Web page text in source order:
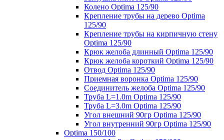
Колено Optima 125/90
Крепление трубы на дерево Optima
125/90
Крепление трубы на кирпичную стену
Optima 125/90
Крюк желоба длинный Optima 125/90
Крюк желоба короткий Optima 125/90
Отвод Optima 125/90
Приемная воронка Optima 125/90
Соединитель желоба Optima 125/90
Труба L=1.0m Optima 125/90
Труба L=3.0m Optima 125/90
Угол внешний 90гр Optima 125/90
Угол внутренний 90гр Optima 125/90
Optima 150/100